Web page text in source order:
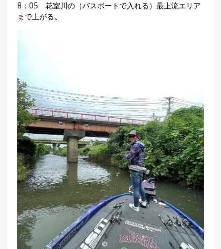
8：05 花室川の（バスボートで入れる）最上流エリア
まで上がる。